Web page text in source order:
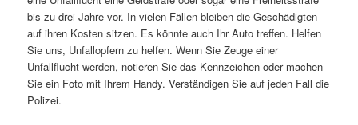
bis zu drei Jahre vor. In vielen Fällen bleiben die Geschädigten
auf ihren Kosten sitzen. Es könnte auch Ihr Auto treffen. Helfen
Sie uns, Unfallopfern zu helfen. Wenn Sie Zeuge einer
Unfallflucht werden, notieren Sie das Kennzeichen oder machen
Sie ein Foto mit Ihrem Handy. Verständigen Sie auf jeden Fall die
Polizei.